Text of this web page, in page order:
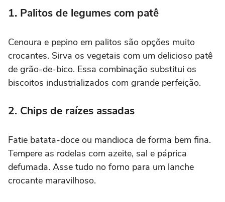
1. Palitos de legumes com patê
Cenoura e pepino em palitos são opções muito
crocantes. Sirva os vegetais com um delicioso patê
de grão-de-bico. Essa combinação substitui os
biscoitos industrializados com grande perfeição.
2. Chips de raízes assadas
Fatie batata-doce ou mandioca de forma bem fina.
Tempere as rodelas com azeite, sal e páprica
defumada. Asse tudo no forno para um lanche
crocante maravilhoso.